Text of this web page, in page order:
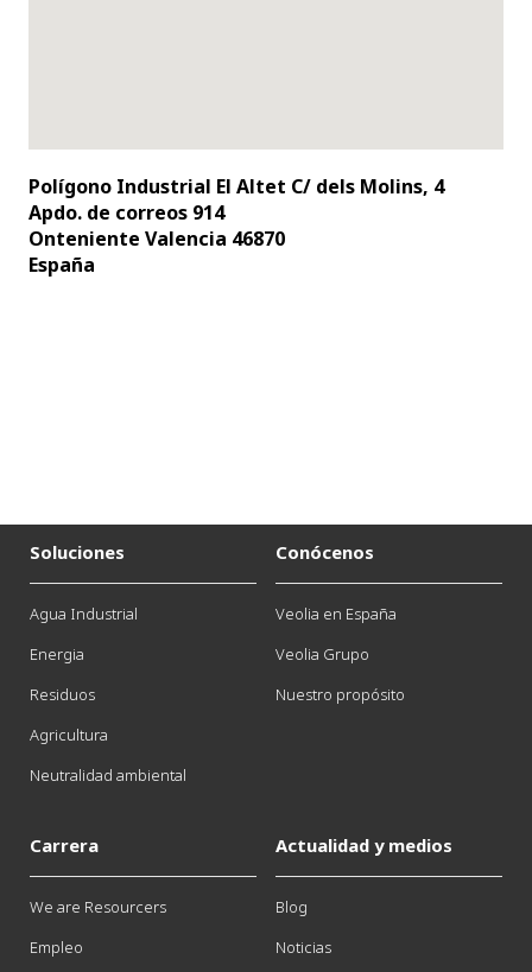
Polígono Industrial El Altet C/ dels Molins, 4
Apdo. de correos 914
Onteniente Valencia 46870
España
Soluciones
Agua Industrial
Energia
Residuos
Agricultura
Neutralidad ambiental
Conócenos
Veolia en España
Veolia Grupo
Nuestro propósito
Carrera
We are Resourcers
Empleo
Actualidad y medios
Blog
Noticias